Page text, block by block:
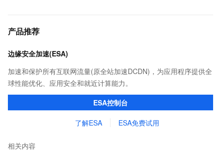
产品推荐
边缘安全加速(ESA)
加速和保护所有互联网流量(原全站加速DCDN)，为应用程序提供全
球性能优化、应用安全和就近计算能力。
ESA控制台
了解ESA ESA免费试用
相关内容